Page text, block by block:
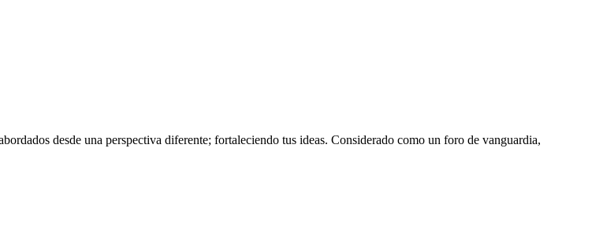
desde una perspectiva diferente; fortaleciendo tus ideas. Considerado como un foro de vanguardia,